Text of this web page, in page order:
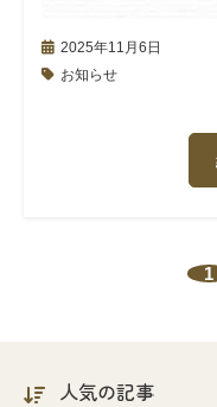
2025年11月6日
お知らせ
1
人気の記事